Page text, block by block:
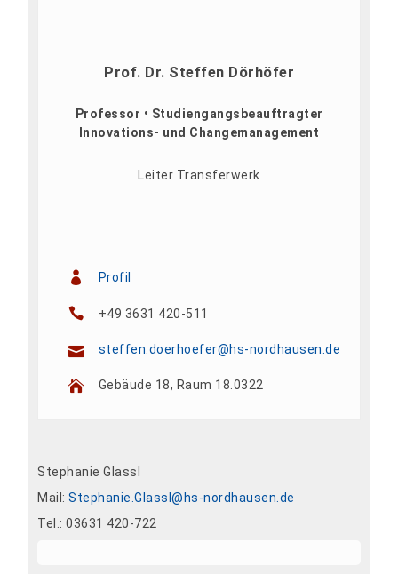
Prof. Dr. Steffen Dörhöfer
Professor • Studiengangsbeauftragter
Innovations- und Changemanagement
Leiter Transferwerk
Profil
+49 3631 420-511
steffen.doerhoefer@hs-nordhausen.de
Gebäude 18, Raum 18.0322
Stephanie Glassl
Mail:Stephanie.Glassl@hs-nordhausen.de
Tel.: 03631 420-722